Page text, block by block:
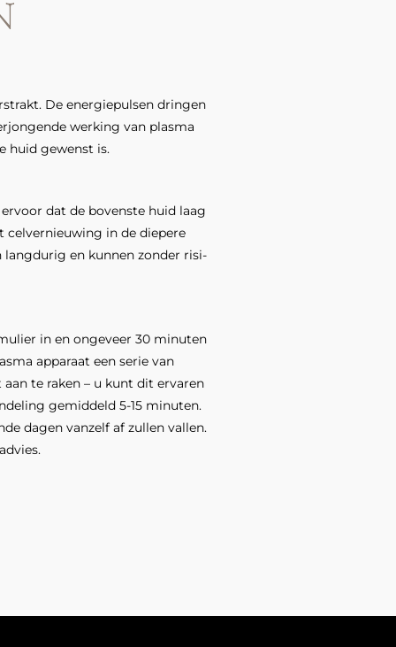
De energiepulsen dringen
wer­king van plasma
huid gewenst is.
dat de bovenste huid laag
celvernieuwing in de diepere
langdurig en kunnen zonder risi­
in en ongeveer 30 minuten
apparaat een serie van
te raken – u kunt dit ervaren
gemiddeld 5-15 minuten.
dagen van­zelf af zullen vallen.